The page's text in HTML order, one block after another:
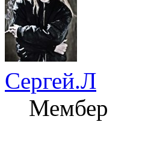
Сергей.Л
Мембер